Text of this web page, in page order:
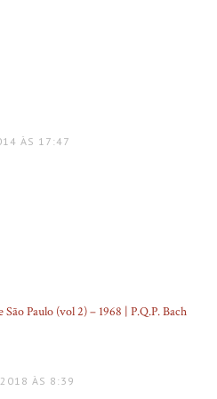
ÀS 17:47
Paulo (vol 2) – 1968 | P.Q.P. Bach
2018 ÀS 8:39